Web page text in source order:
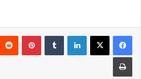
لينكدإن
طباعة